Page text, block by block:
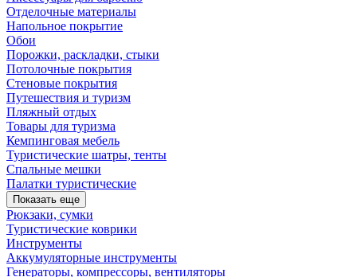
Отделочные материалы
Напольное покрытие
Обои
Порожки, раскладки, стыки
Потолочные покрытия
Стеновые покрытия
Путешествия и туризм
Пляжный отдых
Товары для туризма
Кемпинговая мебель
Туристические шатры, тенты
Спальные мешки
Палатки туристические
Показать еще
Рюкзаки, сумки
Туристические коврики
Инструменты
Аккумуляторные инструменты
Генераторы, компрессоры, вентиляторы